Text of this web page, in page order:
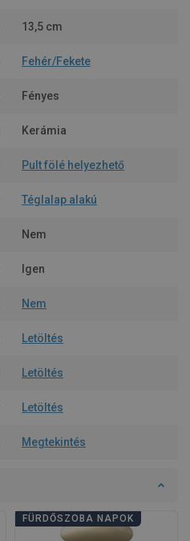
13,5 cm
Fehér/Fekete
Fényes
Kerámia
Pult fölé helyezhető
Téglalap alakú
Nem
Igen
Nem
Letöltés
Letöltés
Letöltés
Megtekintés
FÜRDŐSZOBA NAPOK